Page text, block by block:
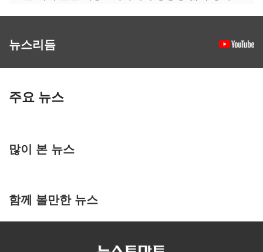
뉴스리듬
주요 뉴스
많이 본 뉴스
함께 볼만한 뉴스